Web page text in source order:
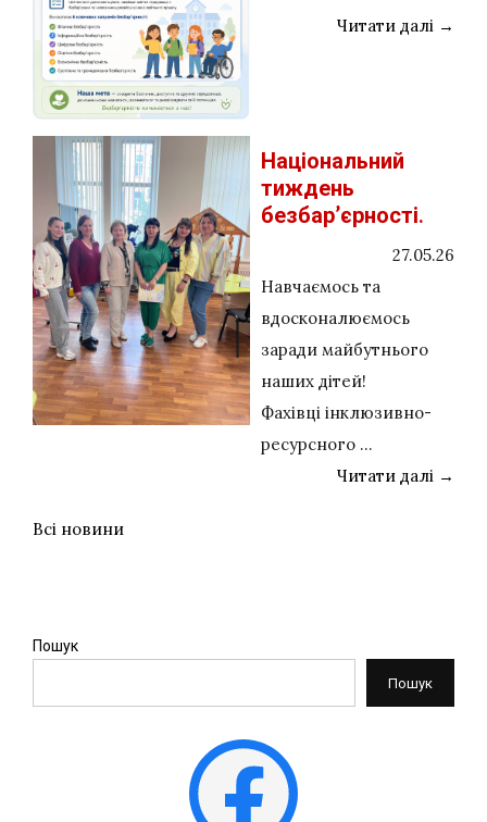
Читати далі →
Національний
тиждень
безбар’єрності.
27.05.26
Навчаємось та
вдосконалюємось
заради майбутнього
наших дітей!
Фахівці інклюзивно-
ресурсного ...
Читати далі →
Всі новини
Пошук
Пошук